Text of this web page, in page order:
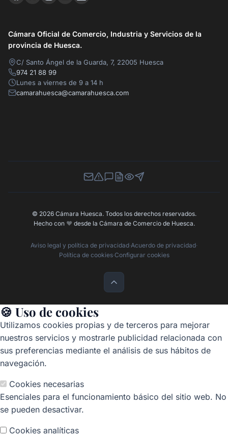
Cámara Oficial de Comercio, Industria y Servicios de la
provincia de Huesca.
C/ Santo Ángel de la Guarda, 7, 22005 Huesca
974 21 88 99
Lunes a viernes de 9 a 14 h
camarahuesca@camarahuesca.com
Newsletter
Canal de Denuncias
Buzón de Sugerencias
Perfil Contratante
Ley de Transparencia
Contacta con nosotros
© 2026 Cámara Huesca. Todos los derechos reservados.
Hecho con ❤️ desde la Cámara de Comercio de Huesca.
Aviso legal y política de privacidad·Acuerdo de privacidad·
Política de cookies·Configurar cookies
🍪 Uso de cookies
Utilizamos cookies propias y de terceros para mejorar
nuestros servicios y mostrarle publicidad relacionada con
sus preferencias mediante el análisis de sus hábitos de
navegación.
Cookies necesarias
Esenciales para el funcionamiento básico del sitio web. No
se pueden desactivar.
Cookies analíticas